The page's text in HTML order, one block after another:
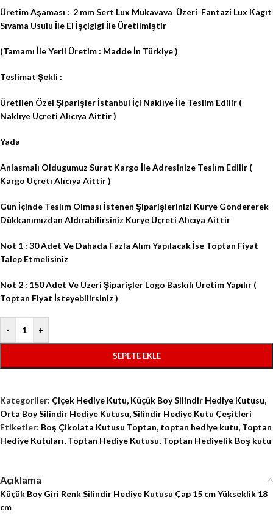
Üretim Aşaması : 2 mm Sert Lux Mukavava Üzeri Fantazi Lux Kagıt
Sıvama Usulu İle El İşçigigi İle Üretilmiştir
(Tamamı İle Yerli Üretim : Madde İn Türkiye )
Teslimat Şekli :
Üretilen Özel Şiparişler İstanbul İçi Naklıye İle Teslim Edilir (
Naklıye Üçreti Alıcıya Aittir )
Yada
Anlasmalı Oldugumuz Surat Kargo İle Adresinize Teslım Edilir (
Kargo Üçretı Alıcıya Aittir )
Gün İçinde Teslım Olması İstenen Şiparişlerinizi Kurye Göndererek
Dükkanımızdan Aldırabilirsiniz Kurye Üçreti Alıcıya Aittir
Not 1 : 30 Adet Ve Dahada Fazla Alım Yapılacak İse Toptan Fiyat
Talep Etmelisiniz
Not 2 : 150 Adet Ve Üzeri Şiparişler Logo Baskılı Üretim Yapılır (
Toptan Fiyat İsteyebilirsiniz )
- +
SEPETE EKLE
Kategoriler: Çiçek Hediye Kutu, Küçük Boy Silindir Hediye Kutusu,
Orta Boy Silindir Hediye Kutusu,Silindir Hediye Kutu Çeşitleri
Etiketler: Boş Çikolata Kutusu Toptan, toptan hediye kutu, Toptan
Hediye Kutuları, Toptan Hediye Kutusu, Toptan Hediyelik Boş kutu
Açıklama
Küçük Boy Giri Renk Silindir Hediye Kutusu Çap 15 cm Yükseklik 18
cm